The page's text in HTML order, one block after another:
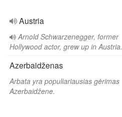
Austria
Arnold Schwarzenegger, former
Hollywood actor, grew up in Austria.
Azerbaidženas
Arbata yra populiariausias gėrimas
Azerbaidžene.